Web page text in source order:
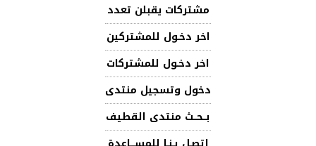
مشتركات يقبلن تعدد
اخر دخـول للمشتركين
اخر دخـول للمشتركات
دخول وتسجيل منتدى
بــحــث منتدى القطيف